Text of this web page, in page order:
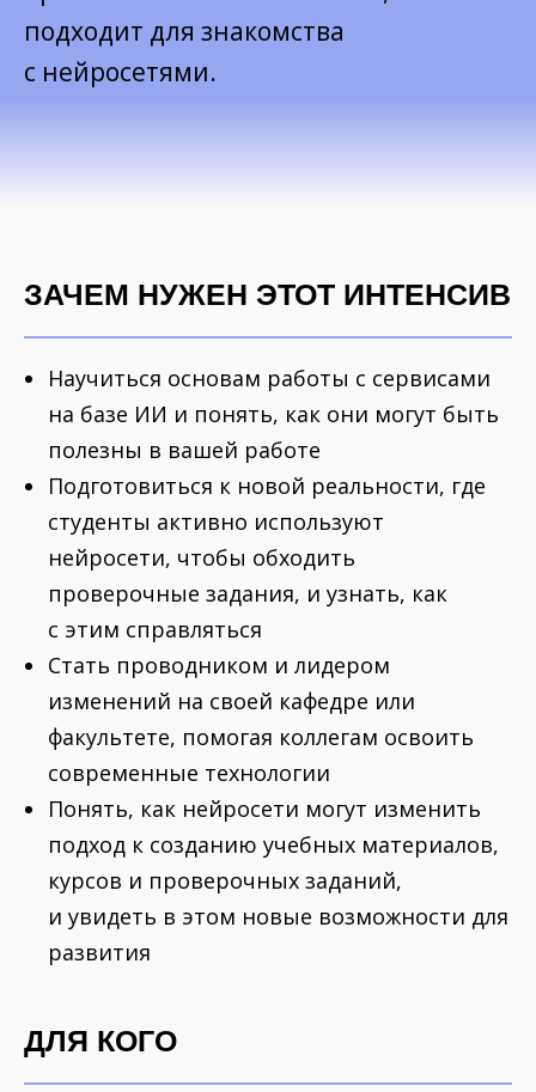
подходит для знакомства
с нейросетями.
ЗАЧЕМ НУЖЕН ЭТОТ ИНТЕНСИВ
Научиться основам работы с сервисами
на базе ИИ и понять, как они могут быть
полезны в вашей работе
Подготовиться к новой реальности, где
студенты активно используют
нейросети, чтобы обходить
проверочные задания, и узнать, как
с этим справляться
Стать проводником и лидером
изменений на своей кафедре или
факультете, помогая коллегам освоить
современные технологии
Понять, как нейросети могут изменить
подход к созданию учебных материалов,
курсов и проверочных заданий,
и увидеть в этом новые возможности для
развития
ДЛЯ КОГО